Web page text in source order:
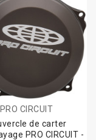
PRO CIRCUIT
de carter
PRO CIRCUIT -